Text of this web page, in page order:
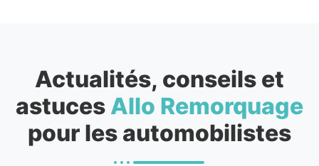
Actualités, conseils et
astuces Allo Remorquage
pour les automobilistes